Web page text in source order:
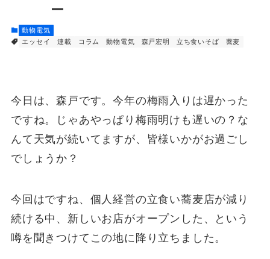
ー
動物電気
エッセイ 連載
コラム 動物電気 森戸宏明 立ち食いそば 蕎麦
今日は、森戸です。今年の梅雨入りは遅かった
ですね。じゃあやっぱり梅雨明けも遅いの？な
んて天気が続いてますが、皆様いかがお過ごし
でしょうか？
今回はですね、個人経営の立食い蕎麦店が減り
続ける中、新しいお店がオープンした、という
噂を聞きつけてこの地に降り立ちました。